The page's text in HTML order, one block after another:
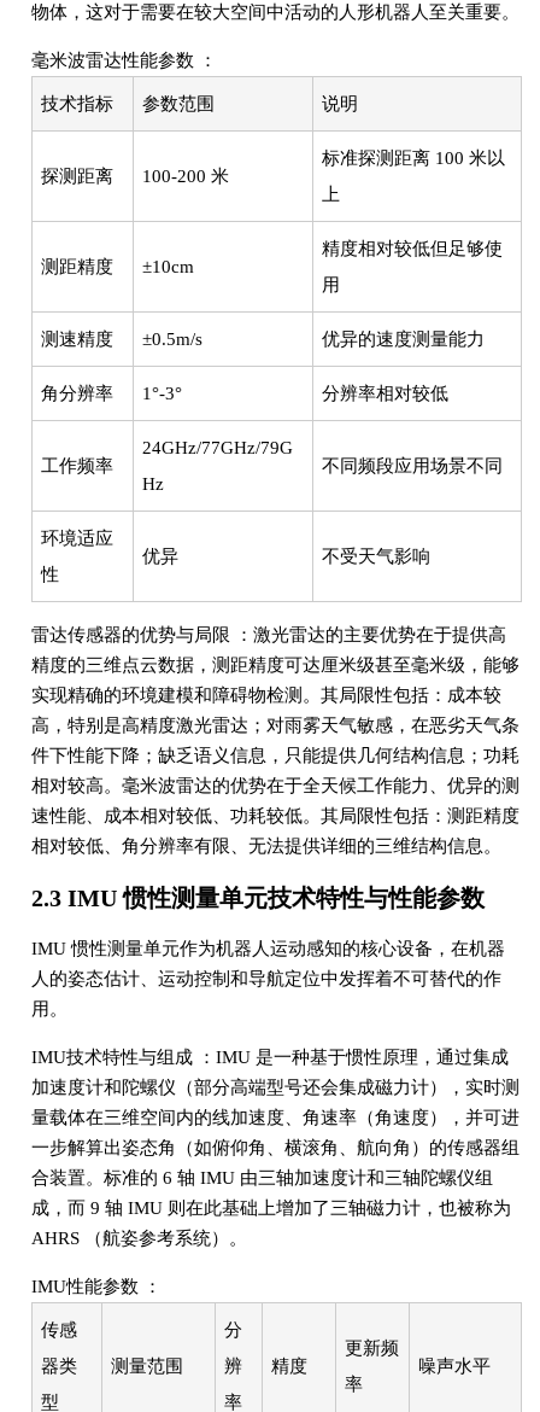
物体，这对于需要在较大空间中活动的人形机器人至关重要。
毫米波雷达性能参数 ：
技术指标 参数范围 说明
探测距离 100-200 米
标准探测距离 100 米以
上
测距精度 ±10cm
精度相对较低但足够使
用
测速精度 ±0.5m/s 优异的速度测量能力
角分辨率 1°-3° 分辨率相对较低
工作频率
24GHz/77GHz/79G
Hz
不同频段应用场景不同
环境适应
性
优异 不受天气影响
雷达传感器的优势与局限 ：激光雷达的主要优势在于提供高
精度的三维点云数据，测距精度可达厘米级甚至毫米级，能够
实现精确的环境建模和障碍物检测。其局限性包括：成本较
高，特别是高精度激光雷达；对雨雾天气敏感，在恶劣天气条
件下性能下降；缺乏语义信息，只能提供几何结构信息；功耗
相对较高。毫米波雷达的优势在于全天候工作能力、优异的测
速性能、成本相对较低、功耗较低。其局限性包括：测距精度
相对较低、角分辨率有限、无法提供详细的三维结构信息。
2.3 IMU 惯性测量单元技术特性与性能参数
IMU 惯性测量单元作为机器人运动感知的核心设备，在机器
人的姿态估计、运动控制和导航定位中发挥着不可替代的作
用。
IMU技术特性与组成 ：IMU 是一种基于惯性原理，通过集成
加速度计和陀螺仪（部分高端型号还会集成磁力计），实时测
量载体在三维空间内的线加速度、角速率（角速度），并可进
一步解算出姿态角（如俯仰角、横滚角、航向角）的传感器组
合装置。标准的 6 轴 IMU 由三轴加速度计和三轴陀螺仪组
成，而 9 轴 IMU 则在此基础上增加了三轴磁力计，也被称为
AHRS （航姿参考系统）。
IMU性能参数 ：
传感
器类
型
测量范围
分
辨
率
精度
更新频
率
噪声水平